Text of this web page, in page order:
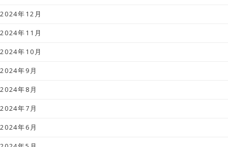
2024年12月
2024年11月
2024年10月
2024年9月
2024年8月
2024年7月
2024年6月